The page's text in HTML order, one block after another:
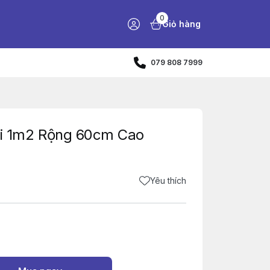
0
Giỏ hàng
079 808 7999
1m2 Rộng 60cm Cao
Yêu thích